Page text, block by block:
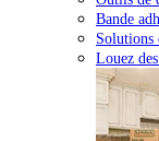
Bande
Solutions
Louez